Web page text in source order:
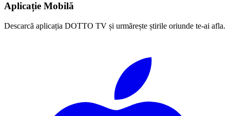
Aplicație Mobilă
Descarcă aplicația DOTTO TV și urmărește știrile oriunde te-ai afla.